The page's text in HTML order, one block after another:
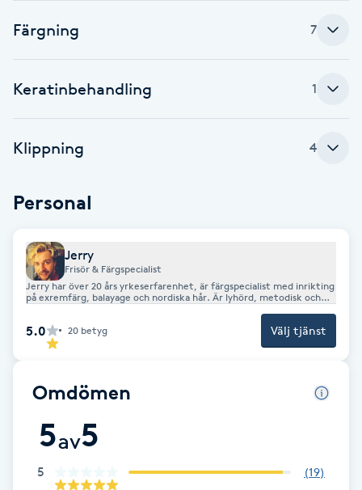
Babylights
Bambumassage
Barnklippning
BIAB
Blowout
Bottenfärg
Brynformning
Brynfärgning
Brynplockning
Färgning 7
Keratinbehandling 1
Klippning 4
Personal
Jerry
Frisör & Färgspecialist
Jerry har över 20 års yrkeserfarenhet, är färgspecialist med inrikting
på exremfärg, balayage och nordiska hår. Är lyhörd, metodisk och
5.0 20 betyg Välj tjänst
Omdömen
5av5
5 (19)